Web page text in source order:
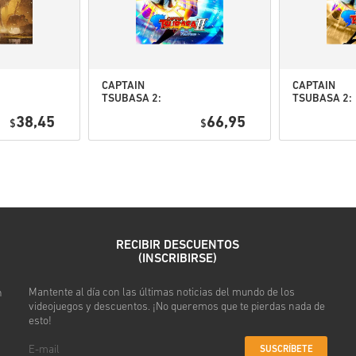
Mira la guía rápida arriba o
• Introduce tu correo
• Selecciona tu método de
$38,45
CAPTAIN
TSUBASA 2:
(STEAM) EU
$66,95
CAPTAIN
TSUBASA 2:
Deluxe
RECIBIR DESCUENTOS
(INSCRIBIRSE)
Mantente al día con las últimas noticias del mundo de los
videojuegos y descuentos. ¡No queremos que te pierdas nada de
esto!
SUSCRÍBETE